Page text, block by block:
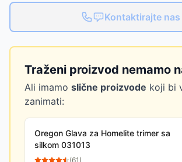
Kontaktirajte nas
Traženi proizvod nemamo
Ali imamo slične proizvode koji bi
zanimati:
Oregon Glava za Homelite trimer sa
silkom 031013
(61)